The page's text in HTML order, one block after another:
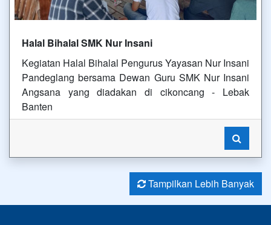
Halal Bihalal SMK Nur Insani
Kegiatan Halal Bihalal Pengurus Yayasan Nur Insani
Pandeglang bersama Dewan Guru SMK Nur Insani
Angsana yang diadakan di cikoncang - Lebak
Banten
Tampilkan Lebih Banyak